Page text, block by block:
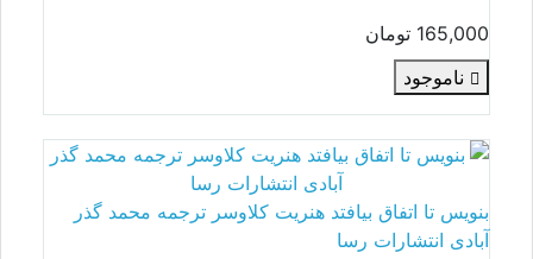
165,000 تومان
ناموجود
بنویس تا اتفاق بیافتد هنریت کلاوسر ترجمه محمد گذر
آبادی انتشارات رسا